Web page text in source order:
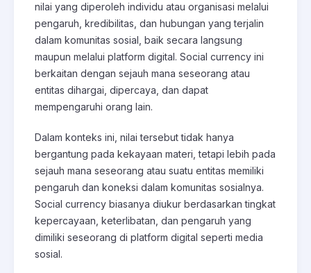
nilai yang diperoleh individu atau organisasi melalui
pengaruh, kredibilitas, dan hubungan yang terjalin
dalam komunitas sosial, baik secara langsung
maupun melalui platform digital. Social currency ini
berkaitan dengan sejauh mana seseorang atau
entitas dihargai, dipercaya, dan dapat
mempengaruhi orang lain.
Dalam konteks ini, nilai tersebut tidak hanya
bergantung pada kekayaan materi, tetapi lebih pada
sejauh mana seseorang atau suatu entitas memiliki
pengaruh dan koneksi dalam komunitas sosialnya.
Social currency biasanya diukur berdasarkan tingkat
kepercayaan, keterlibatan, dan pengaruh yang
dimiliki seseorang di platform digital seperti media
sosial.